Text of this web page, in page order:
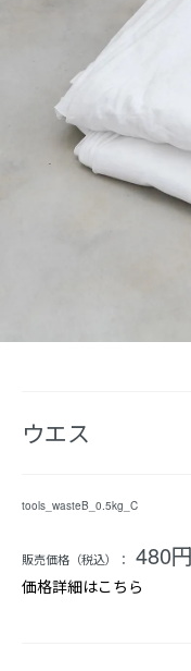
ウエス
tools_wasteB_0.5kg_C
販売価格（税込）： 480
価格詳細はこちら